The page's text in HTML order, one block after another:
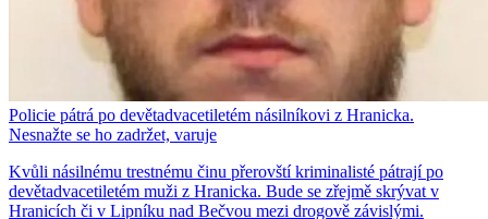
Policie pátrá po devětadvacetiletém násilníkovi z Hranicka.
Nesnažte se ho zadržet, varuje
Kvůli násilnému trestnému činu přerovští kriminalisté pátrají po
devětadvacetiletém muži z Hranicka. Bude se zřejmě skrývat v
Hranicích či v Lipníku nad Bečvou mezi drogově závislými.